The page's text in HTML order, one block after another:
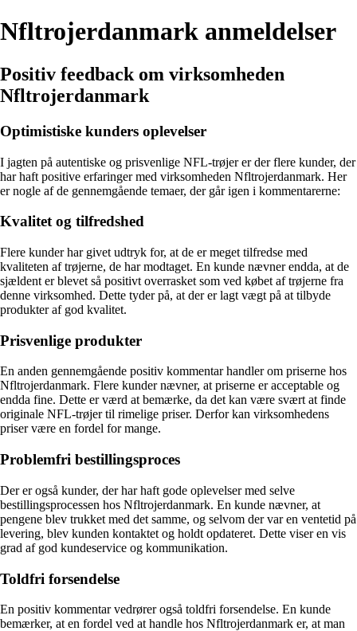
Nfltrojerdanmark anmeldelser
Positiv feedback om virksomheden
Nfltrojerdanmark
Optimistiske kunders oplevelser
I jagten på autentiske og prisvenlige NFL-trøjer er der flere kunder, der
har haft positive erfaringer med virksomheden Nfltrojerdanmark. Her
er nogle af de gennemgående temaer, der går igen i kommentarerne:
Kvalitet og tilfredshed
Flere kunder har givet udtryk for, at de er meget tilfredse med
kvaliteten af trøjerne, de har modtaget. En kunde nævner endda, at de
sjældent er blevet så positivt overrasket som ved købet af trøjerne fra
denne virksomhed. Dette tyder på, at der er lagt vægt på at tilbyde
produkter af god kvalitet.
Prisvenlige produkter
En anden gennemgående positiv kommentar handler om priserne hos
Nfltrojerdanmark. Flere kunder nævner, at priserne er acceptable og
endda fine. Dette er værd at bemærke, da det kan være svært at finde
originale NFL-trøjer til rimelige priser. Derfor kan virksomhedens
priser være en fordel for mange.
Problemfri bestillingsproces
Der er også kunder, der har haft gode oplevelser med selve
bestillingsprocessen hos Nfltrojerdanmark. En kunde nævner, at
pengene blev trukket med det samme, og selvom der var en ventetid på
levering, blev kunden kontaktet og holdt opdateret. Dette viser en vis
grad af god kundeservice og kommunikation.
Toldfri forsendelse
En positiv kommentar vedrører også toldfri forsendelse. En kunde
bemærker, at en fordel ved at handle hos Nfltrojerdanmark er, at man